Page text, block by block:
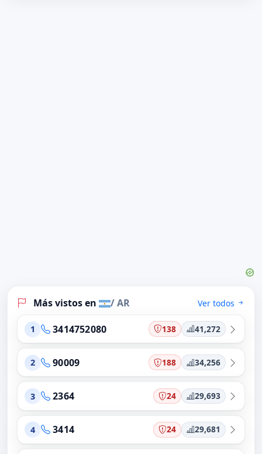
Más vistos en / AR Ver todos
1 3414752080 138 41,272
2 90009 188 34,256
3 2364 24 29,693
4 3414 24 29,681